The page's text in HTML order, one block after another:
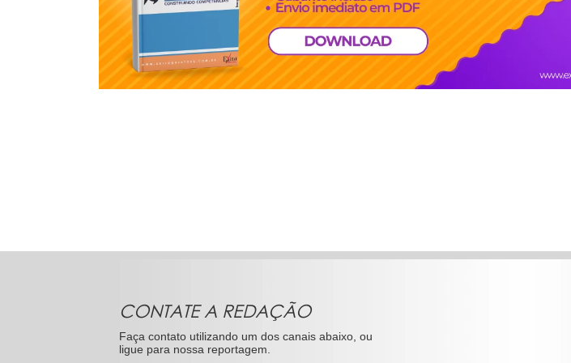
CONTATE A REDAÇÃO
Faça contato utilizando um dos canais abaixo, ou
ligue para nossa reportagem.